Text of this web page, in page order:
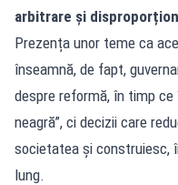
arbitrare și
Prezența unor teme ca
înseamnă, de fapt,
despre reformă, în timp
neagră”, ci decizii care
societatea și construiesc,
lung.